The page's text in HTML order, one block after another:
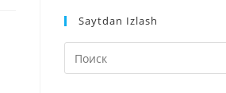
Saytdan Izlash